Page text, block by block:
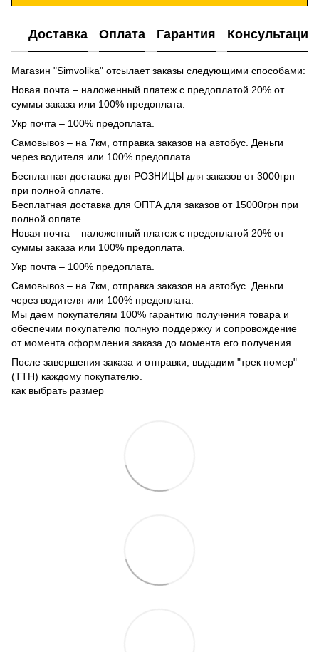
Доставка Оплата Гарантия Консультация
Магазин "Simvolika" отсылает заказы следующими способами:
Новая почта – наложенный платеж с предоплатой 20% от
суммы заказа или 100% предоплата.
Укр почта – 100% предоплата.
Самовывоз – на 7км, отправка заказов на автобус. Деньги
через водителя или 100% предоплата.
Бесплатная доставка для РОЗНИЦЫ для заказов от 3000грн
при полной оплате.
Бесплатная доставка для ОПТА для заказов от 15000грн при
полной оплате.
Новая почта – наложенный платеж с предоплатой 20% от
суммы заказа или 100% предоплата.
Укр почта – 100% предоплата.
Самовывоз – на 7км, отправка заказов на автобус. Деньги
через водителя или 100% предоплата.
Мы даем покупателям 100% гарантию получения товара и
обеспечим покупателю полную поддержку и сопровождение
от момента оформления заказа до момента его получения.
После завершения заказа и отправки, выдадим "трек номер"
(ТТН) каждому покупателю.
как выбрать размер